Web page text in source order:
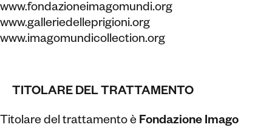
www.fondazioneimagomundi.org
www.galleriedelleprigioni.org
www.imagomundicollection.org
TITOLARE DEL TRATTAMENTO
Titolare del trattamento è Fondazione Imago